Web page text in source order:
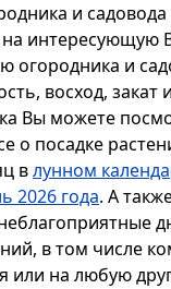
и
на интересующую
огородника и
восход, закат
Вы можете
о посадке
влунном
2026 года. А
в том числе
или на любую